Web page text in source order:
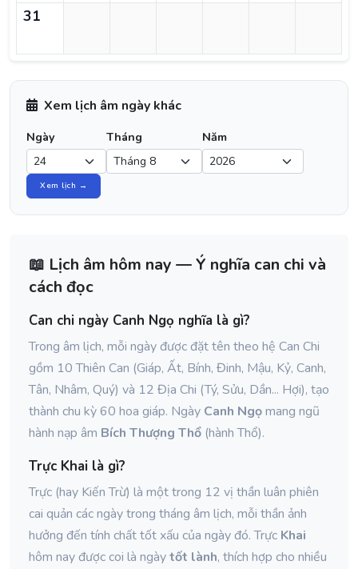
31
Xem lịch âm ngày khác
Ngày Tháng Năm
Xem lịch →
📖 Lịch âm hôm nay — Ý nghĩa can chi và
cách đọc
Can chi ngày Canh Ngọ nghĩa là gì?
Trong âm lịch, mỗi ngày được đặt tên theo hệ Can Chi
gồm 10 Thiên Can (Giáp, Ất, Bính, Đinh, Mậu, Kỷ, Canh,
Tân, Nhâm, Quý) và 12 Địa Chi (Tý, Sửu, Dần... Hợi), tạo
thành chu kỳ 60 hoa giáp. Ngày Canh Ngọmang ngũ
hành nạp âm Bích Thượng Thổ (hành Thổ).
Trực Khai là gì?
Trực (hay Kiến Trừ) là một trong 12 vị thần luân phiên
cai quản các ngày trong tháng âm lịch, mỗi thần ảnh
hưởng đến tính chất tốt xấu của ngày đó. Trực Khai
hôm nay được coi là ngàytốt lành, thích hợp cho nhiều